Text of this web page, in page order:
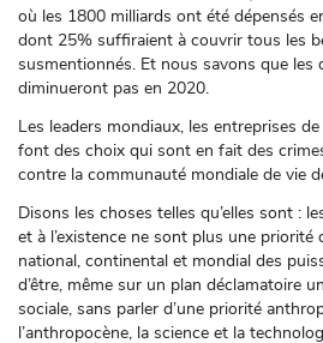
où les 1800 milliards ont été dépensés
dont 25% suffiraient à couvrir tous les
susmentionnés. Et nous savons que les
diminueront pas en 2020.
Les leaders mondiaux, les entreprises
font des choix qui sont en fait des
contre la communauté mondiale de vie
Disons les choses telles qu’elles sont :
et à l’existence ne sont plus une priorité
national, continental et mondial des
d’être, même sur un plan déclamatoire
sociale, sans parler d’une priorité
l’anthropocène, la science et la